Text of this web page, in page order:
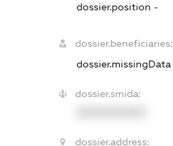
dossier.position -
dossier.beneficiaries:
dossier.missingData
dossier.smida:
dossier.address: